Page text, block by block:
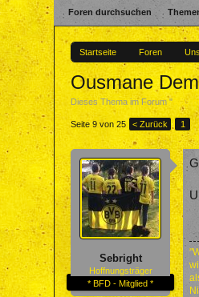
Startseite Foren
Ousmane
Dieses Thema im Forum "Was
Seite 9 von 25 < Zurück 1
Sebright
Hoffnungsträger
* BFD - Mitglied *
Foren durchsuchen